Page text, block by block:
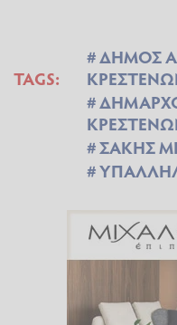
TAGS:
ΔΗΜΟΣ
ΣΑΚΗΣ